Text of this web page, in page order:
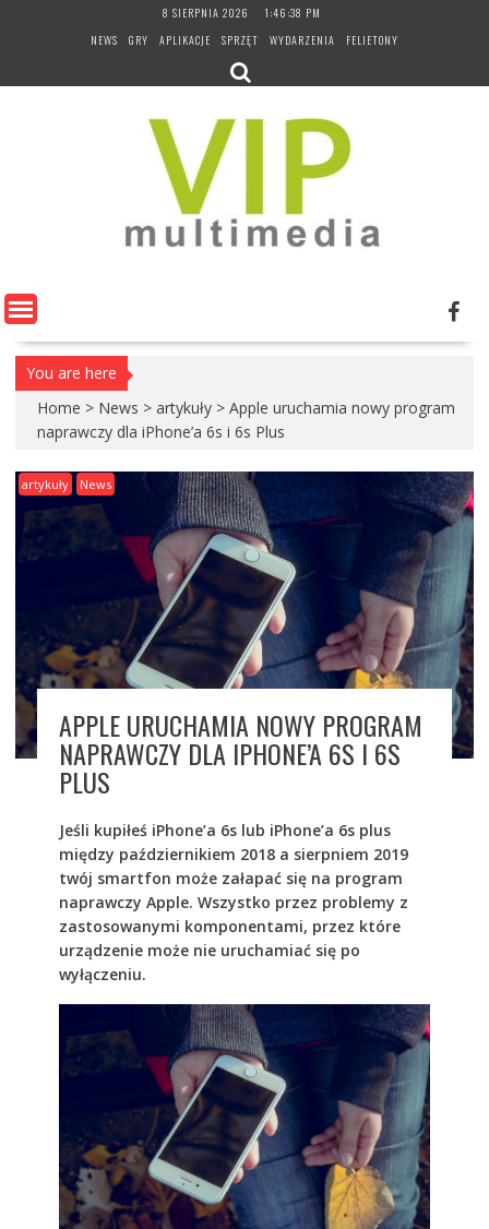
8 SIERPNIA 2026
1:46:39 PM
NEWS
GRY APLIKACJE SPRZĘT WYDARZENIA FELIETONY
You are here
Home > News > artykuły > Apple uruchamia nowy program
naprawczy dla iPhone’a 6s i 6s Plus
artykuły News
APPLE URUCHAMIA NOWY PROGRAM
NAPRAWCZY DLA IPHONE’A 6S I 6S
PLUS
Jeśli kupiłeś iPhone’a 6s lub iPhone’a 6s plus
między październikiem 2018 a sierpniem 2019
twój smartfon może załapać się na program
naprawczy Apple. Wszystko przez problemy z
zastosowanymi komponentami, przez które
urządzenie może nie uruchamiać się po
wyłączeniu.